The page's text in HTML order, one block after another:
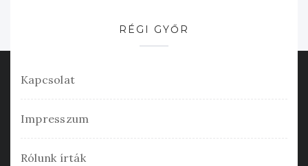
RÉGI GYŐR
Kapcsolat
Impresszum
Rólunk írták